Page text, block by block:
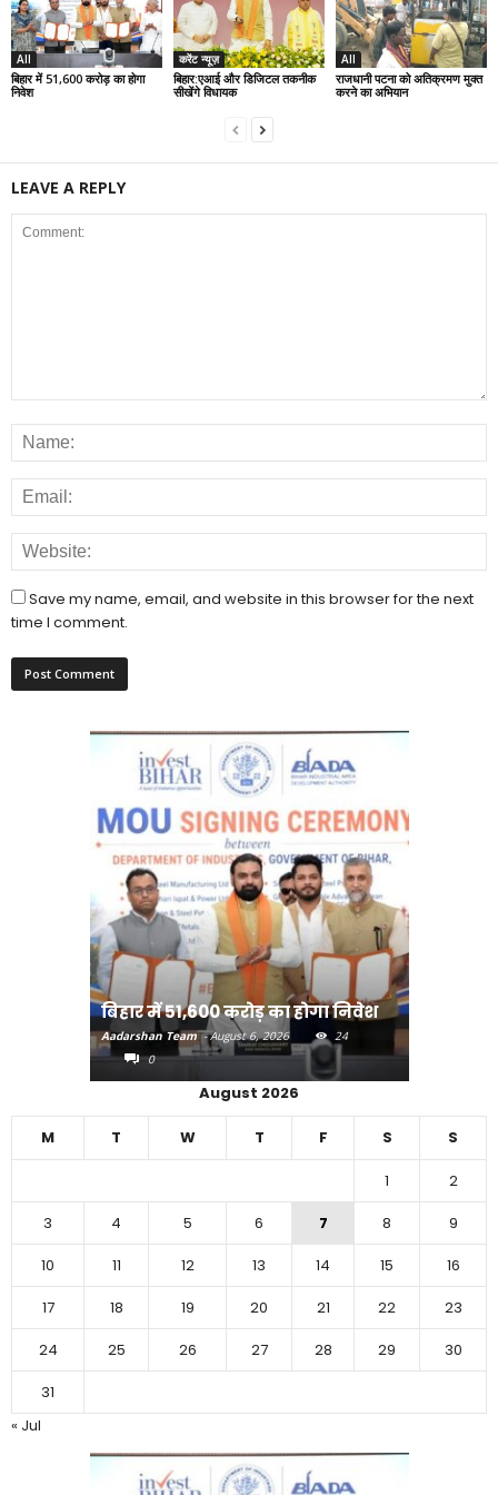
All
बिहार में 51,600 करोड़ का होगा
निवेश
करेंट न्यूज़
बिहार:एआई और डिजिटल तकनीक
सीखेंगे विधायक
All
राजधानी पटना को अतिक्रमण मुक्त
करने का अभियान
LEAVE A REPLY
Save my name, email, and website in this browser for the next
time I comment.
बिहार में 51,600 करोड़ का होगा निवेश
Aadarshan Team - August 6, 2026
24
0
August 2026
M T W T F S S
1
2
3
4 5 6 7 8
9
10
11 12 13 14 15
16
17
18 19 20 21 22
23
24
25 26 27 28 29
30
31
« Jul